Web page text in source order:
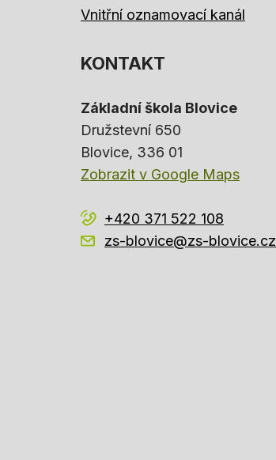
Vnitřní oznamovací kanál
KONTAKT
Základní škola Blovice
Družstevní 650
Blovice, 336 01
Zobrazit v Google Maps
+420 371 522 108
zs-blovice@zs-blovice.cz